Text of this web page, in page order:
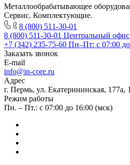
Металлообрабатывающее
Сервис. Комплектующие.
8 (800) 511-30-01
8 (800) 511-30-01 Центральный офис
+7 (342) 235-75-60 Пн–Пт: с 07:00
Заказать звонок
E-mail
info@in-core.ru
Адрес
г. Пермь, ул. ​Екатерининская, 177а,
Режим работы
Пн. – Пт.: с 07:00 до 16:00 (мск)